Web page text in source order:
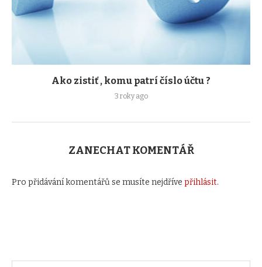
Ako zistiť , komu patrí číslo účtu ?
3 roky ago
ZANECHAT KOMENTÁŘ
Pro přidávání komentářů se musíte nejdříve přihlásit.